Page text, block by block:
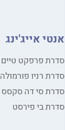
אנטי אייג'ינג
סדרת פרפקט טיים
סדרת רניו פורמולה
סדרת סי דה סקסס
סדרת בי פירסט